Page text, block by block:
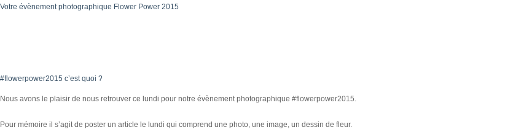
Votre évènement photographique Flower Power 2015
#flowerpower2015 c’est quoi ?
Nous avons le plaisir de nous retrouver ce lundi pour notre évènement photographique #flowerpower2015.
Pour mémoire il s’agit de poster un article le lundi qui comprend une photo, une image, un dessin de fleur.